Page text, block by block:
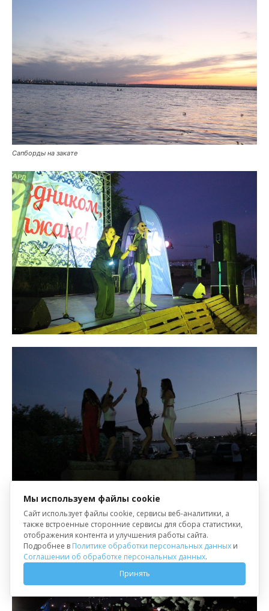
Сапборды на закате
Мы используем файлы cookie
Сайт использует файлы cookie, сервисы веб-аналитики, а
также встроенные сторонние сервисы для сбора статистики,
отображения контента и улучшения работы сайта.
Подробнее в Политике обработки персональных данных и
Соглашении об обработке персональных данных.
Принять